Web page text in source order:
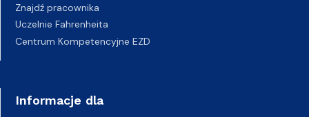
Znajdź pracownika
Uczelnie Fahrenheita
Centrum Kompetencyjne EZD
Informacje dla